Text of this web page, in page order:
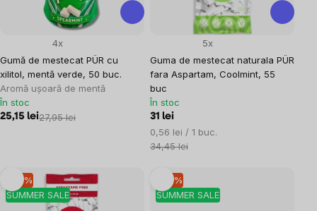
Gumă de mestecat PÜR cu
xilitol, mentă verde, 50 buc.
Aromă ușoară de mentă
4x
În stoc
25,15 lei27,95 lei
Guma de mestecat naturala PÜR
fara Aspartam, Coolmint, 55
buc
5x
În stoc
31 lei
Evaluare
preţ:
0,56 lei / 1 buc.
34,45 lei
SUMMER SALE
–10 %
SUMMER SALE
–10 %